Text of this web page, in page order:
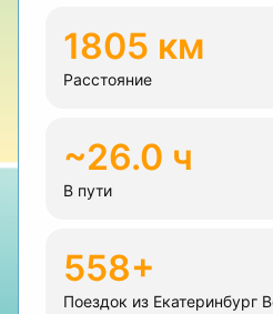
1805 км
Расстояние
~26.0 ч
В пути
558+
Поездок из Екатеринбург